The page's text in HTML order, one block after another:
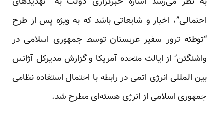
احتمالی”، اخبار و شایعاتی باشد که به ویژه پس از طرح
“توطئه ترور سفیر عربستان توسط جمهوری اسلامی در
واشنگتن” از ایالت متحده آمریکا و گزارش مدیرکل آژانس
بین المللی انرژی اتمی در رابطه با احتمال استفاده نظامی
جمهوری اسلامی از انرژی هسته‌ای مطرح شد.